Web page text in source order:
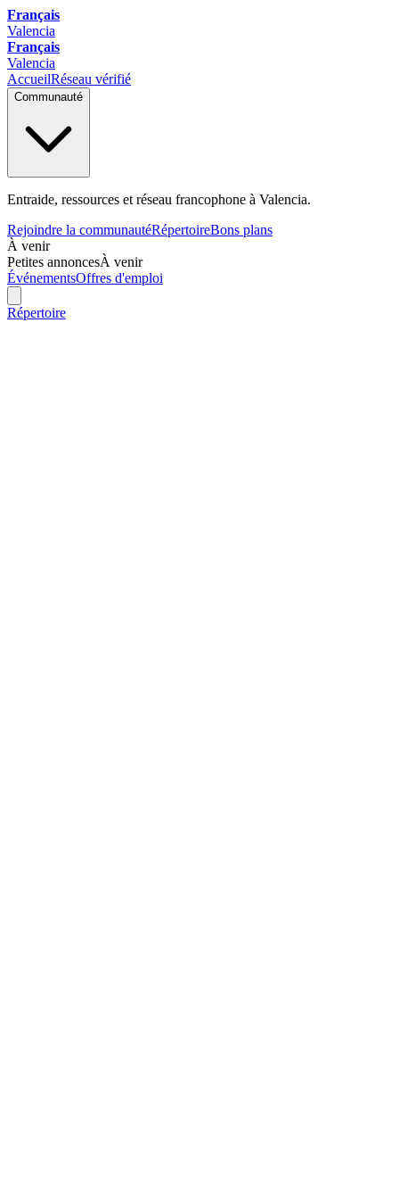
Français
Valencia
Français
Valencia
AccueilRéseau vérifié
Communauté
Entraide, ressources et réseau francophone à Valencia.
Rejoindre la communautéRépertoireBons plans
À venir
Petites annoncesÀ venir
ÉvénementsOffres d'emploi
Répertoire